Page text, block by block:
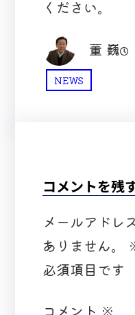
ください。
董 巍
NEWS
コメントを残
メールアドレ
ありません。
必須項目です
コメント ※